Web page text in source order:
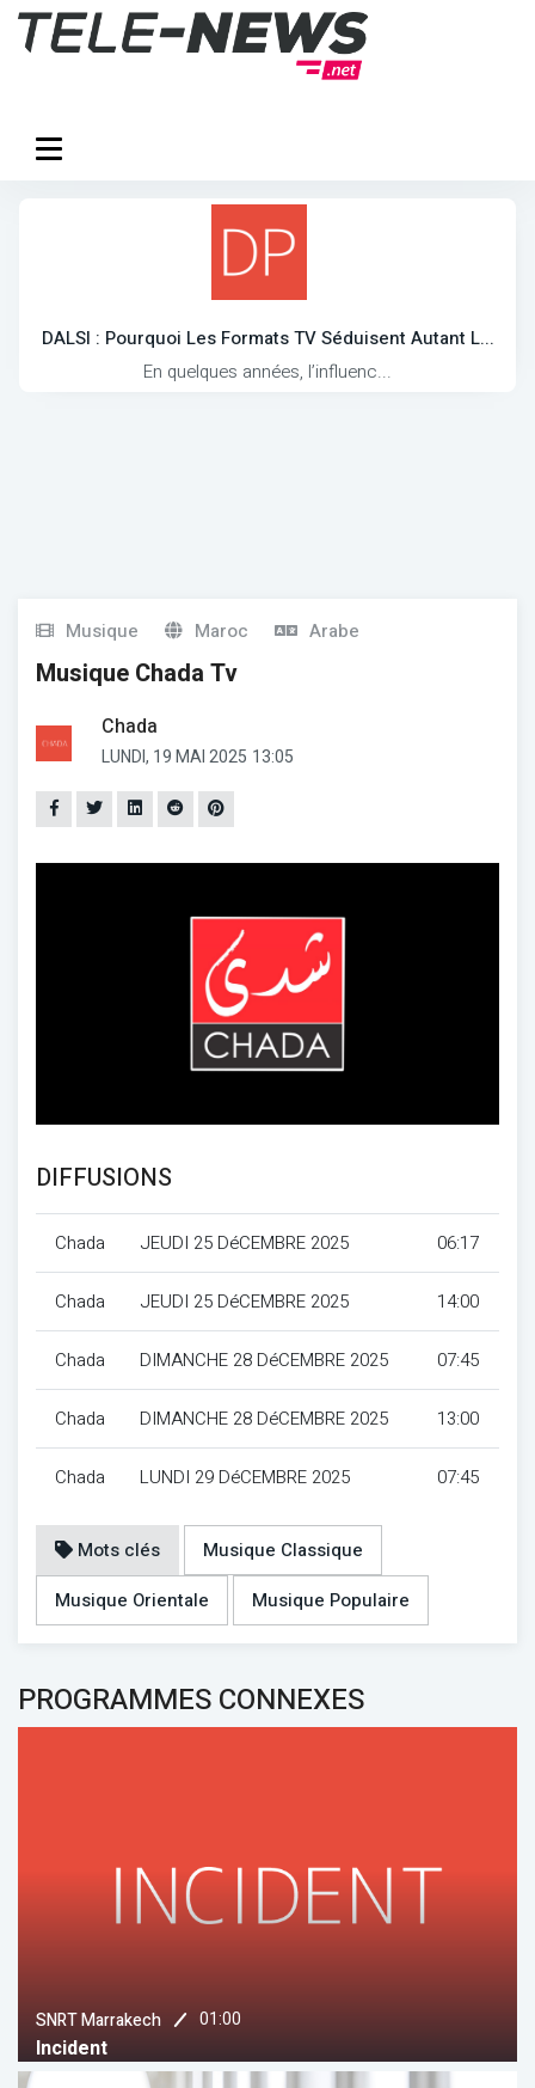
DALSI : Pourquoi Les Formats TV Séduisent Autant L...
En quelques années, l’influenc...
Musique Maroc Arabe
Musique Chada Tv
Chada
LUNDI, 19 MAI 2025 13:05
DIFFUSIONS
Chada JEUDI 25 DéCEMBRE 2025 06:17
Chada JEUDI 25 DéCEMBRE 2025 14:00
Chada DIMANCHE 28 DéCEMBRE 2025 07:45
Chada DIMANCHE 28 DéCEMBRE 2025 13:00
Chada LUNDI 29 DéCEMBRE 2025 07:45
Mots clés
Musique Classique
Musique Orientale
Musique Populaire
PROGRAMMES CONNEXES
SNRT Marrakech 01:00
Incident